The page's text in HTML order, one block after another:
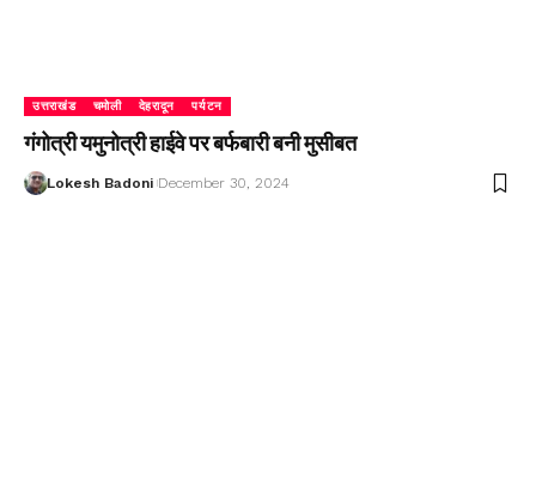
उत्तराखंड चमोली देहरादून पर्यटन
गंगोत्री यमुनोत्री हाईवे पर बर्फबारी बनी मुसीबत
Lokesh Badoni December 30, 2024